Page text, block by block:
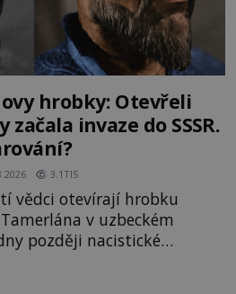
hrobky: Otevřeli
začala invaze do SSSR.
3.1TIS
vědci otevírají hrobku
v uzbeckém
později nacistické
Barbarossa a napadá
dat je natolik zarážející, že se